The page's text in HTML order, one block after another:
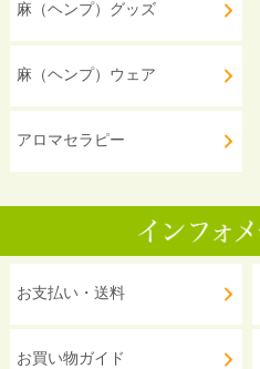
麻（ヘンプ）グッズ
麻（ヘンプ）ウェア
アロマセラピー
お支払い・送料
お買い物ガイド